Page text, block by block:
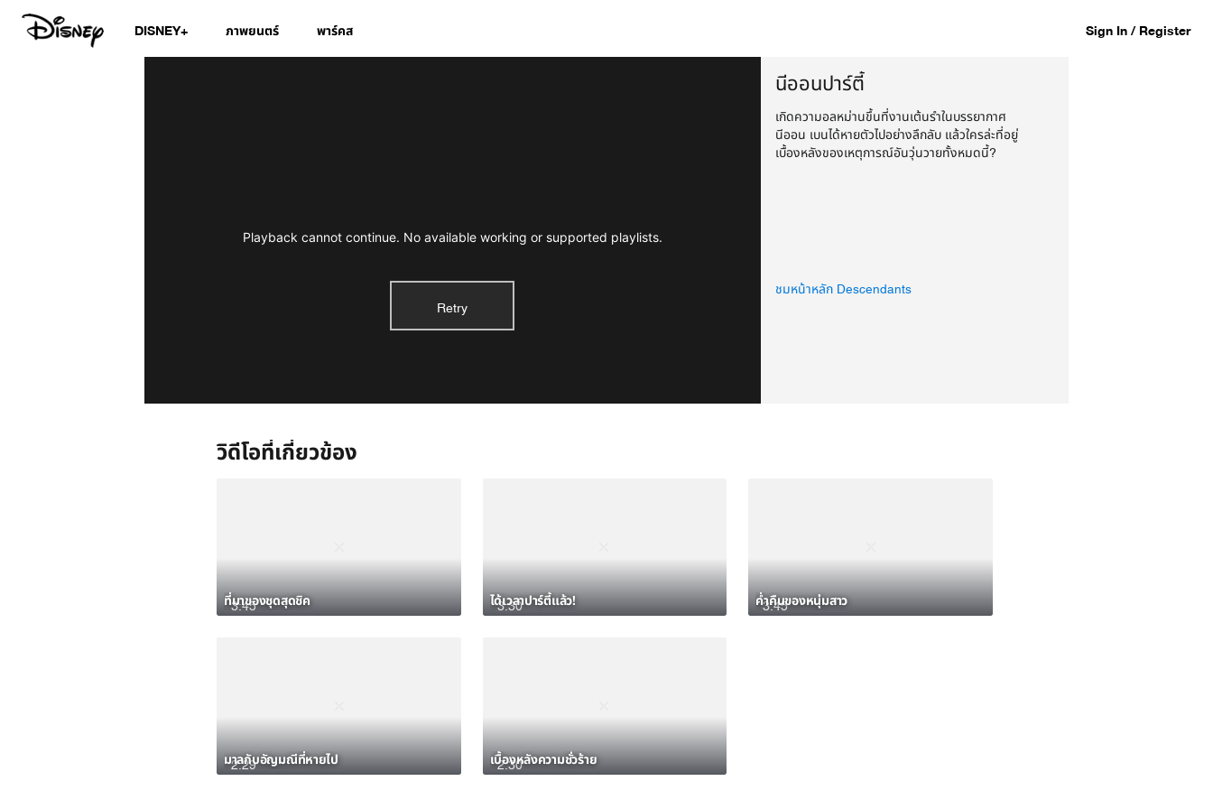
DISNEY+ ภาพยนตร์ พาร์คส Sign In / Register
Playback cannot continue. No available working or supported playlists.
Retry
นีออนปาร์ตี้
เกิดความอลหม่านขึ้นที่งานเต้นรำในบรรยากาศ
นีออน เบนได้หายตัวไปอย่างลึกลับ แล้วใครล่ะที่อยู่
เบื้องหลังของเหตุการณ์อันวุ่นวายทั้งหมดนี้?
ชมหน้าหลัก Descendants
วิดีโอที่เกี่ยวข้อง
3:45
ที่มาของชุดสุดชิค 3:30
ได้เวลาปาร์ตี้แล้ว! 3:45
ค่ำคืนของหนุ่มสาว
2:29
มาลกับอัญมณีที่หายไป 2:30
เบื้องหลังความชั่วร้าย